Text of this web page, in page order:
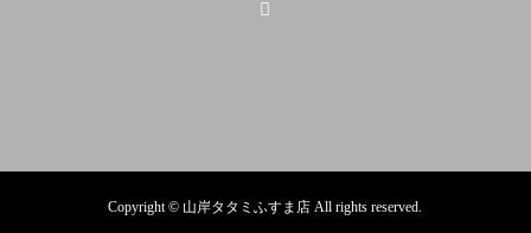
Copyright © 山岸タタミふすま店 All rights reserved.